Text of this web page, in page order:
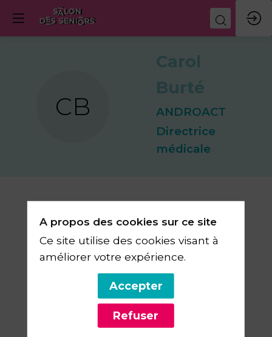
CB
Carol
Burté
ANDROACT
Directrice
médicale
Ses
sessions
Retrouvez la liste de toutes les
sessions présentées par ce
speaker pour ne manquer
A propos des cookies sur ce site
Ce site utilise des cookies visant à
améliorer votre expérience.
Accepter
Refuser